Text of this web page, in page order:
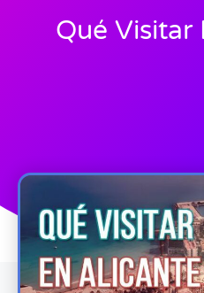
Qué Visitar